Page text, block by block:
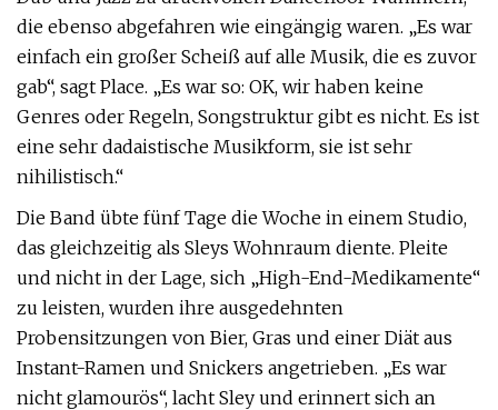
die ebenso abgefahren wie eingängig waren. „Es war
einfach ein großer Scheiß auf alle Musik, die es zuvor
gab“, sagt Place. „Es war so: OK, wir haben keine
Genres oder Regeln, Songstruktur gibt es nicht. Es ist
eine sehr dadaistische Musikform, sie ist sehr
nihilistisch.“
Die Band übte fünf Tage die Woche in einem Studio,
das gleichzeitig als Sleys Wohnraum diente. Pleite
und nicht in der Lage, sich „High-End-Medikamente“
zu leisten, wurden ihre ausgedehnten
Probensitzungen von Bier, Gras und einer Diät aus
Instant-Ramen und Snickers angetrieben. „Es war
nicht glamourös“, lacht Sley und erinnert sich an